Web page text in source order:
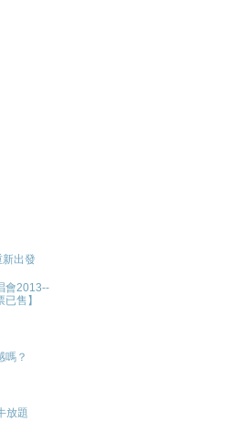
出發
會2013--
售】
嗎？
放題